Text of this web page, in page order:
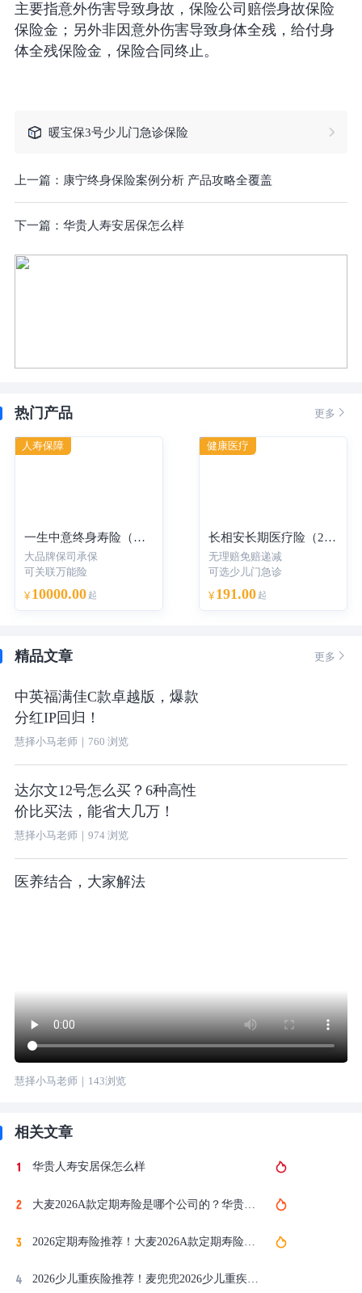
主要指意外伤害导致身故，保险公司赔偿身故保险
保险金；另外非因意外伤害导致身体全残，给付身
体全残保险金，保险合同终止。
暖宝保3号少儿门急诊保险
上一篇： 康宁终身保险案例分析 产品攻略全覆盖
下一篇： 华贵人寿安居保怎么样
热门产品 更多 
一生中意终身寿险（分红型）-年交
大品牌保司承保
可关联万能险
¥ 10000.00 起
人寿保障
长相安长期医疗险（20年保证续保）—个人版
无理赔免赔递减
可选少儿门急诊
¥ 191.00 起
健康医疗
精品文章 更多 
中英福满佳C款卓越版，爆款
分红IP回归！
慧择小马老师｜ 760 浏览
达尔文12号怎么买？6种高性
价比买法，能省大几万！
慧择小马老师｜ 974浏览
医养结合，大家解法
慧择小马老师｜ 143浏览
相关文章
华贵人寿安居保怎么样
大麦2026A款定期寿险是哪个公司的？华贵人寿背景全解析
2026定期寿险推荐！大麦2026A款定期寿险，华贵人寿大公司承保！
2026少儿重疾险推荐！麦兜兜2026少儿重疾险，华贵人寿大公司承保，最低396元！